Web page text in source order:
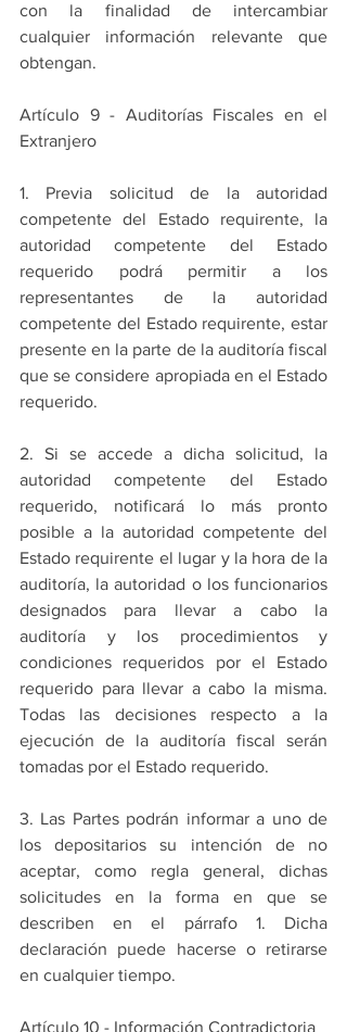
con la finalidad de intercambiar
cualquier información relevante que
obtengan.
Artículo 9 - Auditorías Fiscales en el
Extranjero
1. Previa solicitud de la autoridad
competente del Estado requirente, la
autoridad competente del Estado
requerido podrá permitir a los
representantes de la autoridad
competente del Estado requirente, estar
presente en la parte de la auditoría fiscal
que se considere apropiada en el Estado
requerido.
2. Si se accede a dicha solicitud, la
autoridad competente del Estado
requerido, notificará lo más pronto
posible a la autoridad competente del
Estado requirente el lugar y la hora de la
auditoría, la autoridad o los funcionarios
designados para llevar a cabo la
auditoría y los procedimientos y
condiciones requeridos por el Estado
requerido para llevar a cabo la misma.
Todas las decisiones respecto a la
ejecución de la auditoría fiscal serán
tomadas por el Estado requerido.
3. Las Partes podrán informar a uno de
los depositarios su intención de no
aceptar, como regla general, dichas
solicitudes en la forma en que se
describen en el párrafo 1. Dicha
declaración puede hacerse o retirarse
en cualquier tiempo.
Artículo 10 - Información Contradictoria